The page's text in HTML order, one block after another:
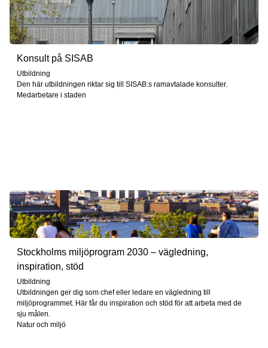
Konsult på SISAB
Utbildning
Den här utbildningen riktar sig till SISAB:s ramavtalade konsulter.
Medarbetare i staden
Stockholms miljöprogram 2030 – vägledning,
inspiration, stöd
Utbildning
Utbildningen ger dig som chef eller ledare en vägledning till
miljöprogrammet. Här får du inspiration och stöd för att arbeta med de
sju målen.
Natur och miljö